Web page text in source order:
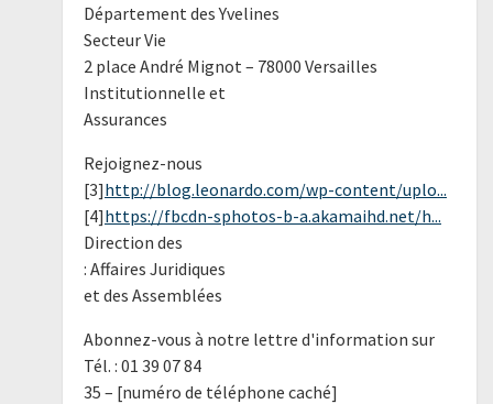
Département des Yvelines
Secteur Vie
2 place André Mignot – 78000 Versailles
Institutionnelle et
Assurances
Rejoignez-nous
[3]http://blog.leonardo.com/wp-content/uplo...
[4]https://fbcdn-sphotos-b-a.akamaihd.net/h...
Direction des
: Affaires Juridiques
et des Assemblées
Abonnez-vous à notre lettre d'information sur
Tél. : 01 39 07 84
35 – [numéro de téléphone caché]